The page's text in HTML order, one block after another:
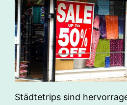
Städtetrips sind